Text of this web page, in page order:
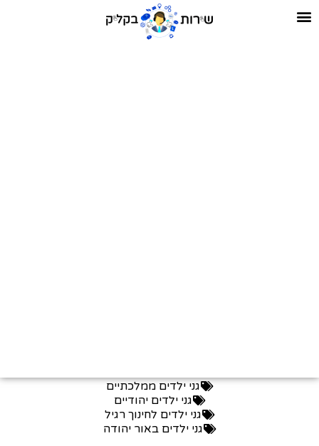
גני ילדים ממלכתיים
גני ילדים יהודיים
גני ילדים לחינוך רגיל
גני ילדים באור יהודה